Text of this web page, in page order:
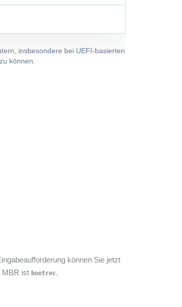
insbesondere bei UEFI-basierten
können.
können Sie jetzt
MBR ist bootrec.